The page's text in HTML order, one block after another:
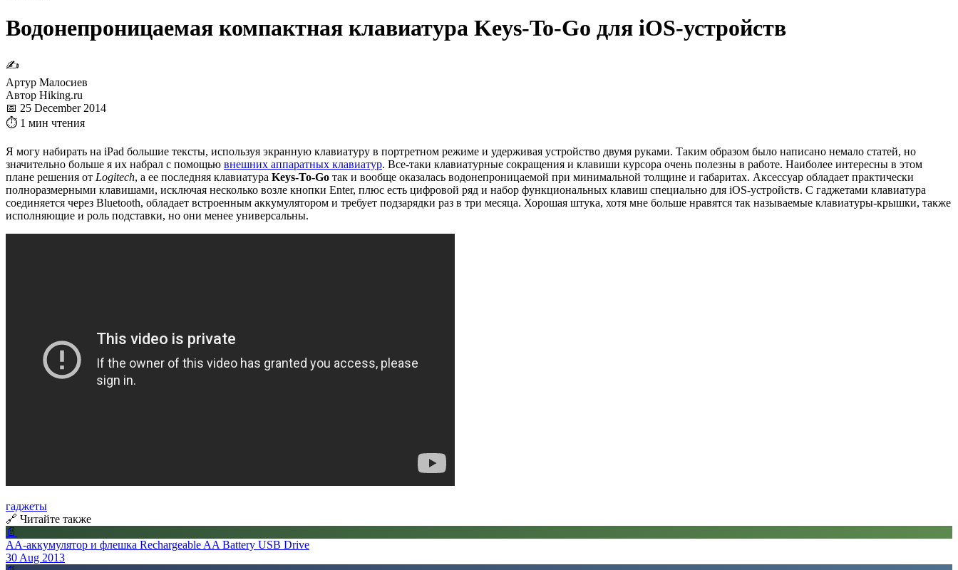
Водонепроницаемая компактная клавиатура Keys-To-Go для iOS-устройств
✍
Артур Малосиев
Автор Hiking.ru
📅 25 December 2014
⏱ 1 мин чтения
Я могу набирать на iPad большие тексты, используя экранную клавиатуру в портретном режиме и удерживая устройство двумя руками. Таким образом было написано немало статей, но
значительно больше я их набрал с помощью внешних аппаратных клавиатур. Все-таки клавиатурные сокращения и клавиши курсора очень полезны в работе. Наиболее интересны в этом
плане решения от Logitech, а ее последняя клавиатура Keys-To-Go так и вообще оказалась водонепроницаемой при минимальной толщине и габаритах. Аксессуар обладает практически
полноразмерными клавишами, исключая несколько возле кнопки Enter, плюс есть цифровой ряд и набор функциональных клавиш специально для iOS-устройств. С гаджетами клавиатура
соединяется через Bluetooth, обладает встроенным аккумулятором и требует подзарядки раз в три месяца. Хорошая штука, хотя мне больше нравятся так называемые клавиатуры-крышки, также
исполняющие и роль подставки, но они менее универсальны.
гаджеты
🔗 Читайте также
📄
АА-аккумулятор и флешка Rechargeable AA Battery USB Drive
30 Aug 2013